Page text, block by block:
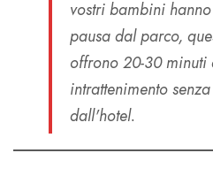
vostri bambini
pausa dal parco,
offrono 20-30
intrattenimento
dall'hotel.